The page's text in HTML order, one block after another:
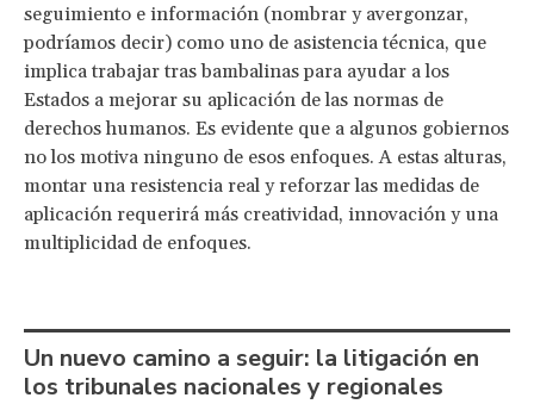
seguimiento e información (nombrar y avergonzar,
podríamos decir) como uno de asistencia técnica, que
implica trabajar tras bambalinas para ayudar a los
Estados a mejorar su aplicación de las normas de
derechos humanos. Es evidente que a algunos gobiernos
no los motiva ninguno de esos enfoques. A estas alturas,
montar una resistencia real y reforzar las medidas de
aplicación requerirá más creatividad, innovación y una
multiplicidad de enfoques.
Un nuevo camino a seguir: la litigación en
los tribunales nacionales y regionales